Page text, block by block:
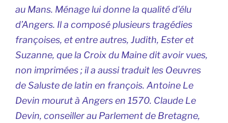
au Mans. Ménage lui donne la qualité d’élu
d’Angers. Il a composé plusieurs tragédies
françoises, et entre autres, Judith, Ester et
Suzanne, que la Croix du Maine dit avoir vues,
non imprimées ; il a aussi traduit les Oeuvres
de Saluste de latin en françois. Antoine Le
Devin mourut à Angers en 1570. Claude Le
Devin, conseiller au Parlement de Bretagne,